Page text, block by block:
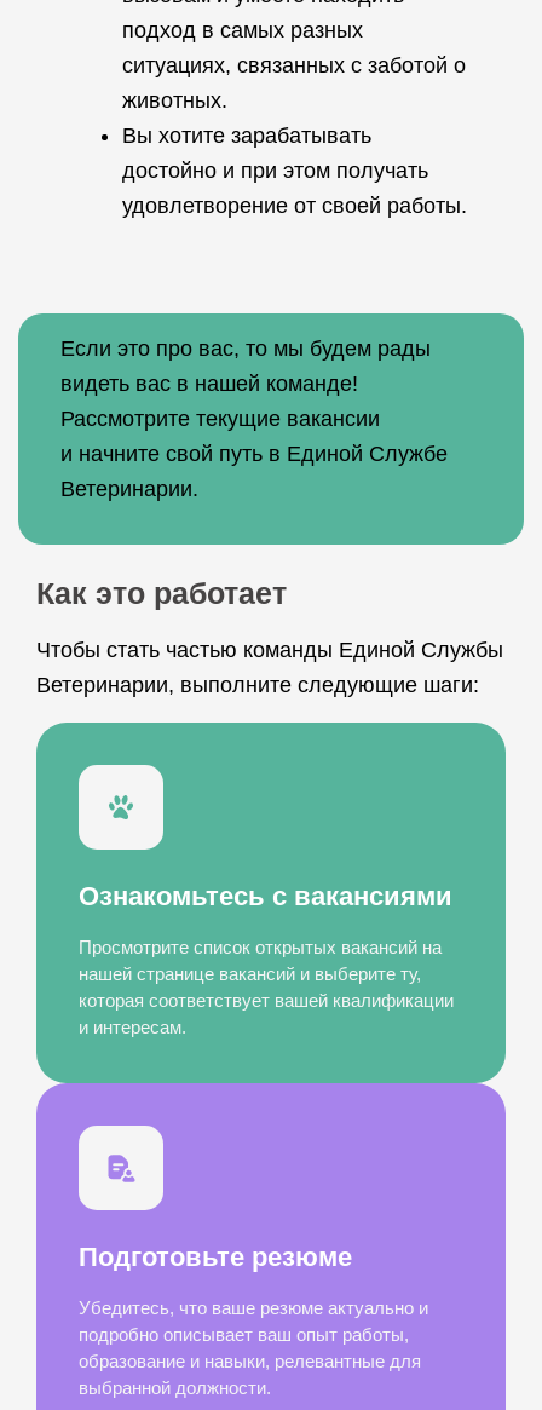
подход в самых разных
ситуациях, связанных с заботой о
животных.
Вы хотите зарабатывать
достойно и при этом получать
удовлетворение от своей работы.
Если это про вас, то мы будем рады
видеть вас в нашей команде!
Рассмотрите текущие вакансии
и начните свой путь в Единой Службе
Ветеринарии.
Как это работает
Чтобы стать частью команды Единой Службы
Ветеринарии, выполните следующие шаги:
Ознакомьтесь с вакансиями
Просмотрите список открытых вакансий на
нашей странице вакансий и выберите ту,
которая соответствует вашей квалификации
и интересам.
Подготовьте резюме
Убедитесь, что ваше резюме актуально и
подробно описывает ваш опыт работы,
образование и навыки, релевантные для
выбранной должности.